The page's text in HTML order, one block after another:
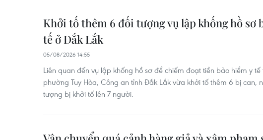
Khởi tố thêm 6 đối tượng vụ lập khống hồ sơ
tế ở Đắk Lắk
05/08/2026 14:55
Liên quan đến vụ lập khống hồ sơ để chiếm đoạt tiền bảo hiểm y tế
phường Tuy Hòa, Công an tỉnh Đắk Lắk vừa khởi tố thêm 6 bị can,
tượng bị khởi tố lên 7 người.